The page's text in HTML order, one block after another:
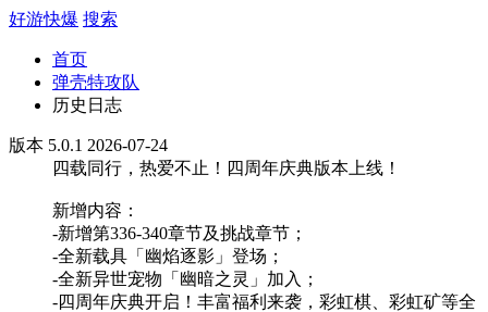
好游快爆 搜索
首页
弹壳特攻队
历史日志
版本 5.0.1 2026-07-24
四载同行，热爱不止！四周年庆典版本上线！
新增内容：
-新增第336-340章节及挑战章节；
-全新载具「幽焰逐影」登场；
-全新异世宠物「幽暗之灵」加入；
-四周年庆典开启！丰富福利来袭，彩虹棋、彩虹矿等全